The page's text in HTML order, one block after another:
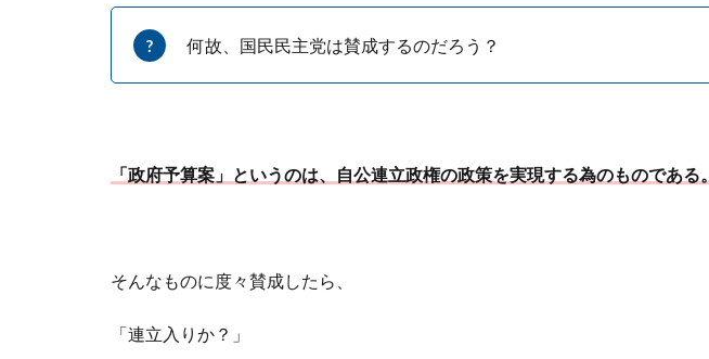
何故、国民民主党は賛成するのだろう？
「政府予算案」というのは、自公連立政権の政策を実現する為のものである。
そんなものに度々賛成したら、
「連立入りか？」